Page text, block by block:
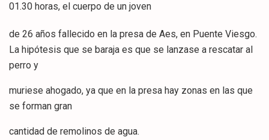
01.30 horas, el cuerpo de un joven
de 26 años fallecido en la presa de Aes, en Puente Viesgo.
La hipótesis que se baraja es que se lanzase a rescatar al
perro y
muriese ahogado, ya que en la presa hay zonas en las que
se forman gran
cantidad de remolinos de agua.